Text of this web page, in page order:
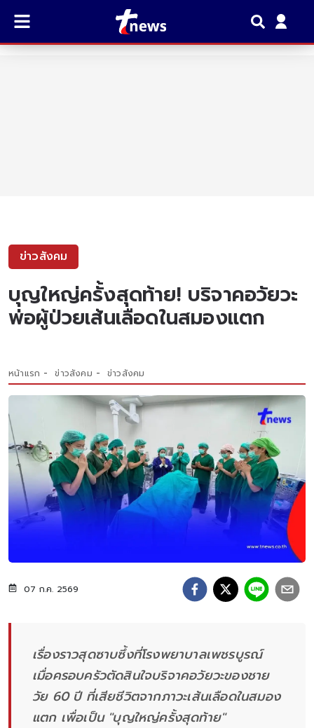
ข่าวสังคม
บุญใหญ่ครั้งสุดท้าย! บริจาคอวัยวะ
พ่อผู้ป่วยเส้นเลือดในสมองแตก
หน้าแรก ข่าวสังคม ข่าวสังคม
07 ก.ค. 2569
เรื่องราวสุดซาบซึ้งที่โรงพยาบาลเพชรบูรณ์
เมื่อครอบครัวตัดสินใจบริจาคอวัยวะของชาย
วัย 60 ปี ที่เสียชีวิตจากภาวะเส้นเลือดในสมอง
แตก เพื่อเป็น "บุญใหญ่ครั้งสุดท้าย"